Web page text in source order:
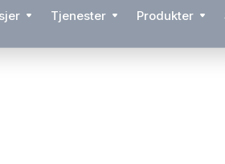
Tjenester Produkter